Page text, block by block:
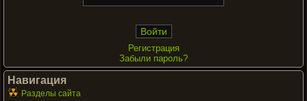
Регистрация
Забыли пароль?
Навигация
Разделы сайта